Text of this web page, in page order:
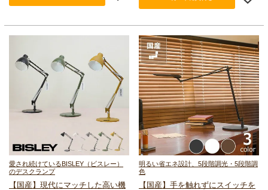
愛され続けているBISLEY（ビスレー）
のデスクランプ
【国産】現代にマッチした高い機
明るい省エネ設計、5段階調光・5段階調
色
【国産】手を触れずにスイッチを